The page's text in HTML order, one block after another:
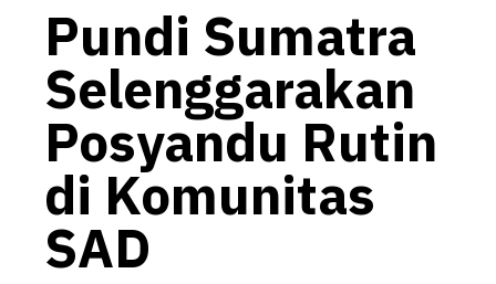
Pundi Sumatra
Selenggarakan
Posyandu Rutin
di Komunitas
SAD